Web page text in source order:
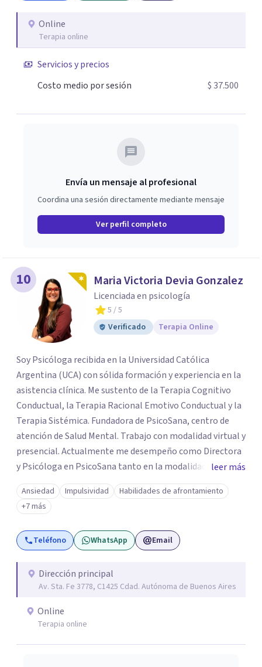
violencia de género. Me caracterizo por ser una psicóloga
cercana con mis pacientes, en mi abordaje encontrarás
permite estar disponible para mis pacientes y así
conseguir los objetivos que nos planteamos al inicio de
honesta así como también con un lenguaje que me
Online
Terapia online
Servicios y precios
Costo medio por sesión
$ 37.500
Envía un mensaje al profesional
Coordina una sesión directamente mediante mensaje
Ver perfil completo
10 Maria Victoria Devia Gonzalez
Licenciada en psicología
5 / 5
Verificado
Terapia Online
Soy Psicóloga recibida en la Universidad Católica
Argentina (UCA) con sólida formación y experiencia en la
asistencia clínica. Me sustento de la Terapia Cognitivo
Conductual, la Terapia Racional Emotivo Conductual y la
Terapia Sistémica. Fundadora de PsicoSana, centro de
atención de Salud Mental. Trabajo con modalidad virtual y
presencial. Actualmente me desempeño como Directora
y Psicóloga en PsicoSana tanto en la modalidad
presencial como la modalidad online. Busco poder
acompañarte en tu proyecto de vida, de
autoconocimiento, autoestima, bienestar y amor propio.
Mi objetivo es poder ayudarte a conocer tus emociones
desde una estabilidad emocional para lograr una
Lic. Ricardo L.M. Boucherie, quien posee una orientación
Sistémica, Cognitivo Conductual y Psicoanálisis
leer más
Ansiedad Impulsividad
Habilidades de afrontamiento
+7 más
Teléfono WhatsApp Email
Dirección principal
Av. Sta. Fe 3778, C1425 Cdad. Autónoma de Buenos Aires
Online
Terapia online